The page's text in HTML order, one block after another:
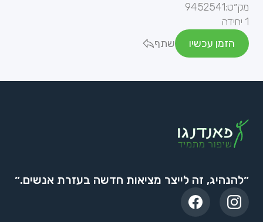
מק״ט:9452541
1 יחידה
הזמן עכשיו
שתף
״להנהיג, זה לייצר מציאות חדשה בעזרת אנשים.״